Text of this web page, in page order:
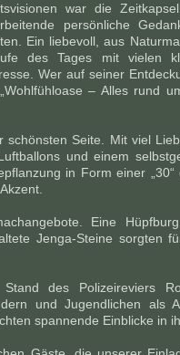
war die
persönliche
Ein liebevoll, aus
des Tages mit vielen
Wer auf seiner
– Alles rund
Seite. Mit viel
und einem
in Form einer
Eine
Jenga-Steine sorgten
des Polizeireviers
und Jugendlichen als
spannende Einblicke in